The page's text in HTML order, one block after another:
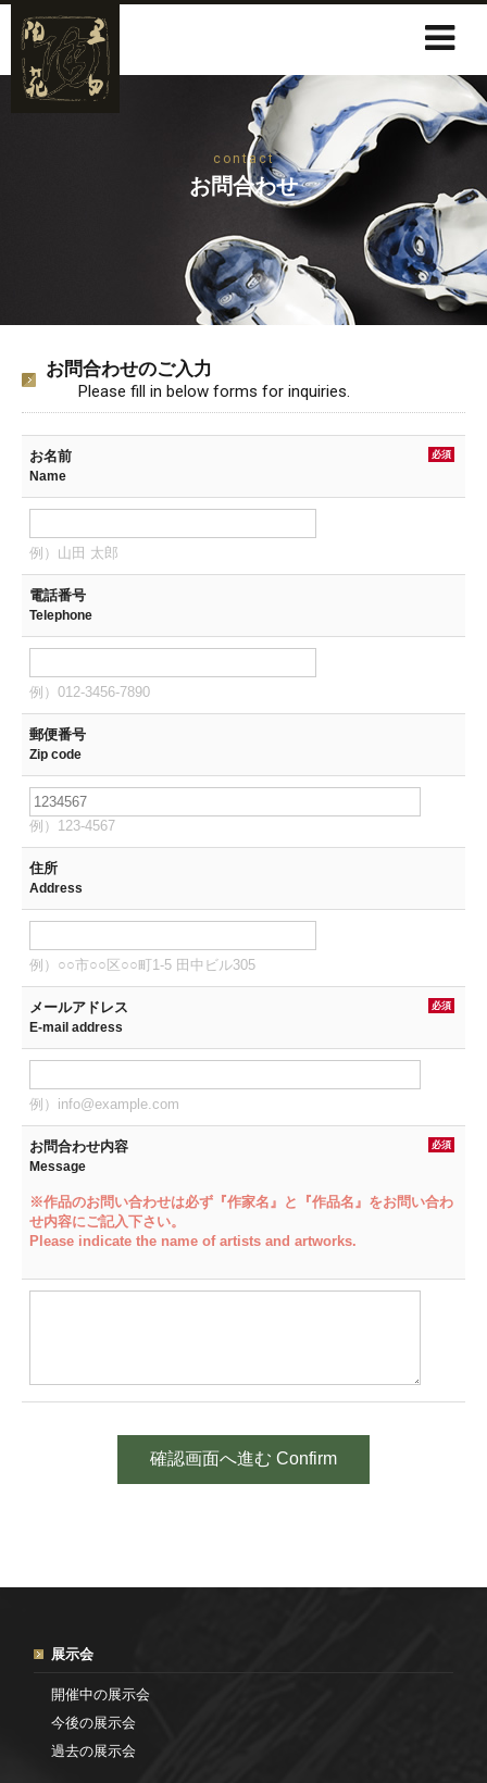
contact
お問合わせ
お問合わせのご入力
Please fill in below forms for inquiries.
お名前 必須
Name
例）山田 太郎
電話番号
Telephone
例）012-3456-7890
郵便番号
Zip code
例）123-4567
住所
Address
例）○○市○○区○○町1-5 田中ビル305
メールアドレス 必須
E-mail address
例）info@example.com
お問合わせ内容 必須
Message
※作品のお問い合わせは必ず『作家名』と『作品名』をお問い合わ
せ内容にご記入下さい。
Please indicate the name of artists and artworks.
展示会
開催中の展示会
今後の展示会
過去の展示会